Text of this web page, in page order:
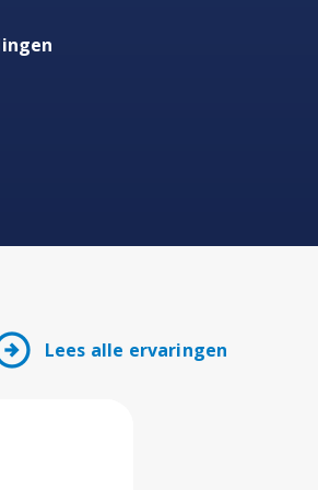
Lees alle ervaringen